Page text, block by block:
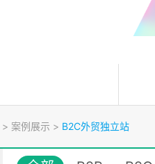
> 案例展示 > B2C外贸独立站